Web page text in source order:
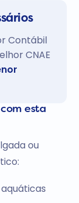
Contábil
CNAE
esta
ou